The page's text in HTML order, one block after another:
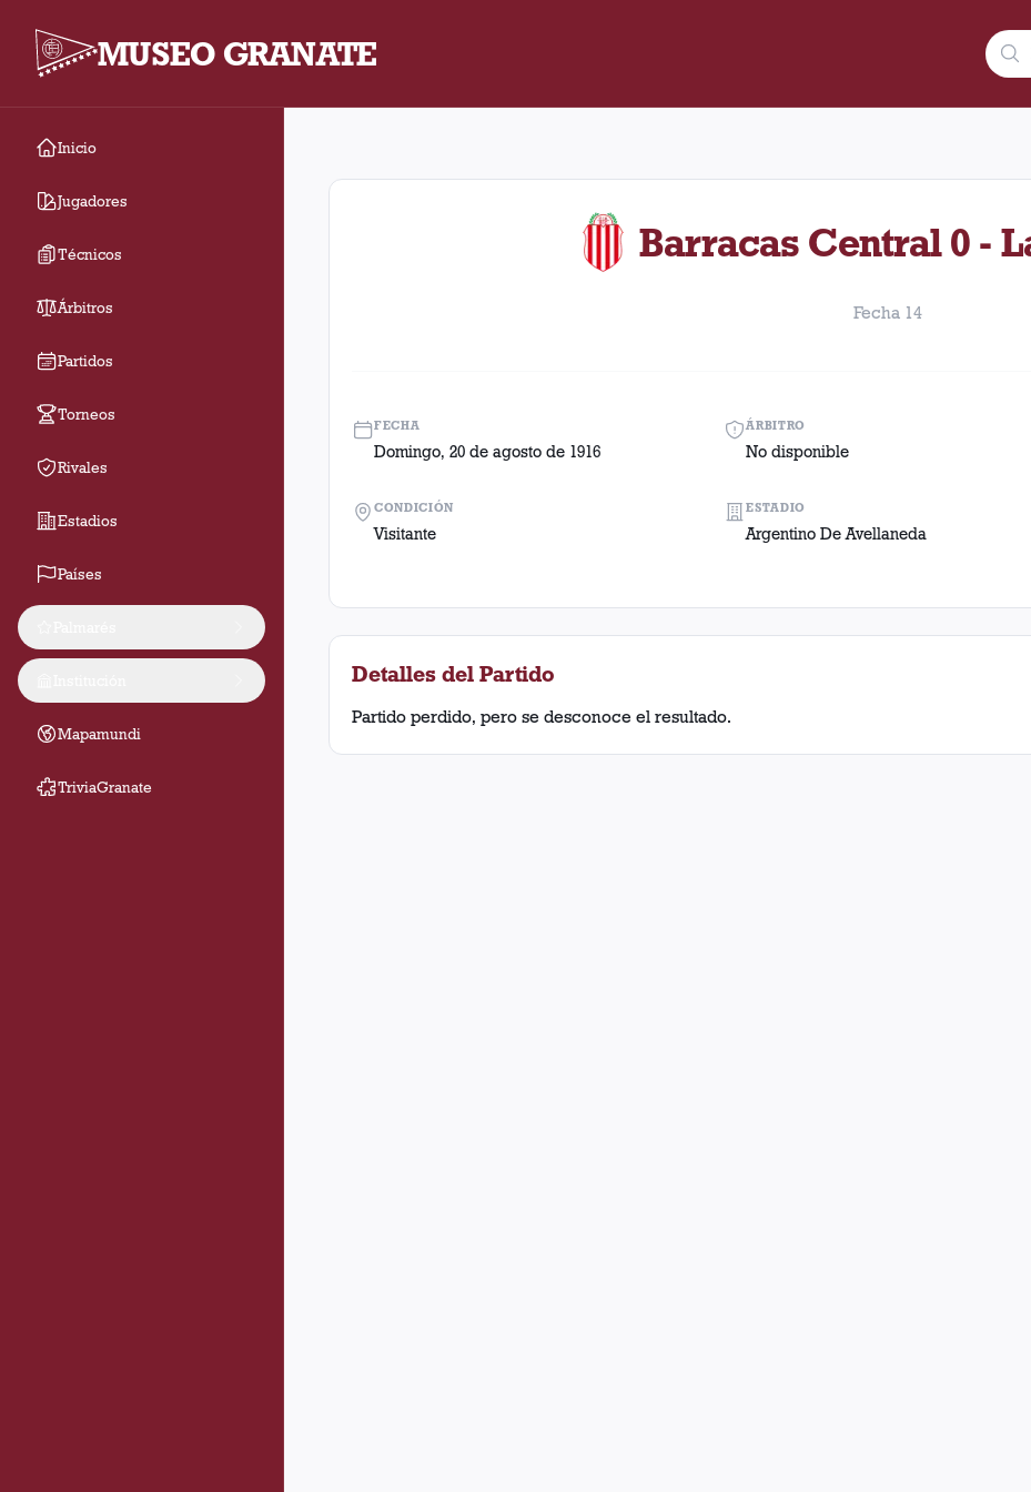
MUSEO GRANATE
Inicio
Jugadores
Técnicos
Árbitros
Partidos
Torneos
Rivales
Estadios
Países
Mapamundi
TriviaGranate
Fecha 14. Partido entre Lanús y Barracas Central disputado el Domingo, 20 de agosto
Barracas Central 0 -
Fecha 14
FECHA
Domingo, 20 de agosto de 1916
ÁRBITRO
No disponible
CONDICIÓN
Visitante
ESTADIO
Argentino De Avellaneda
Detalles del Partido
Partido perdido, pero se desconoce el resultado.